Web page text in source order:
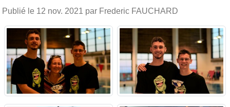
Publié le 12 nov. 2021 par Frederic FAUCHARD